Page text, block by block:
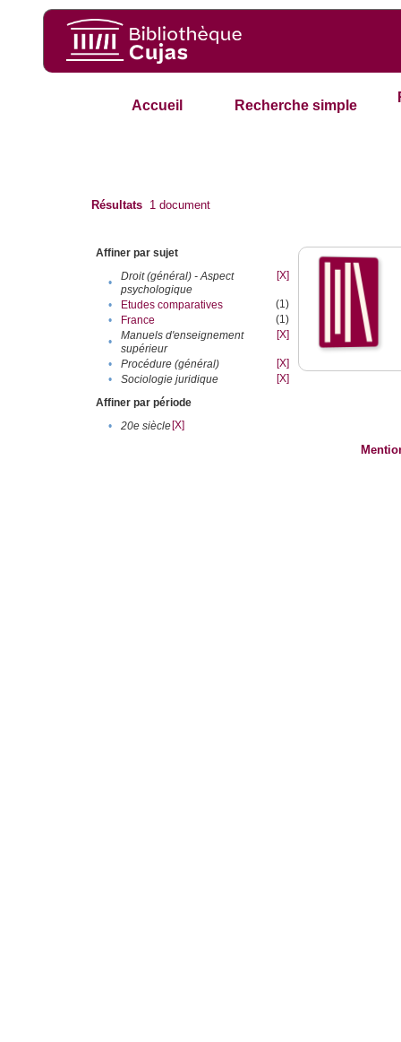
Accueil Recherche simple
Résultats 1 document
Affiner par sujet
•
Droit (général) - Aspect
psychologique
[X]
• Etudes comparatives
(1)
•
France
(1)
•
Manuels d'enseignement
supérieur
[X]
• Procédure (général)
[X]
•
Sociologie juridique
[X]
Affiner par période
•
20e siècle[X]